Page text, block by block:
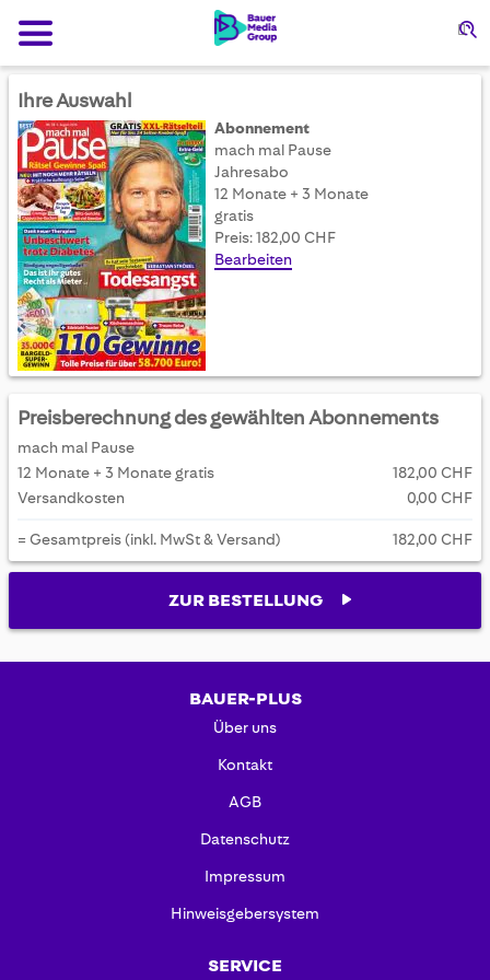
Ihre Auswahl
Abonnement
mach mal Pause
Jahresabo
12 Monate + 3 Monate
gratis
Preis: 182,00 CHF
Bearbeiten
Preisberechnung des gewählten Abonnements
mach mal Pause
12 Monate + 3 Monate gratis
182,00 CHF
Versandkosten
0,00 CHF
= Gesamtpreis (inkl. MwSt & Versand) 182,00 CHF
ZUR BESTELLUNG
BAUER-PLUS
Über uns
Kontakt
AGB
Datenschutz
Impressum
Hinweisgebersystem
SERVICE